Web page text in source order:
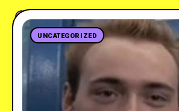
UNCATEGORIZED